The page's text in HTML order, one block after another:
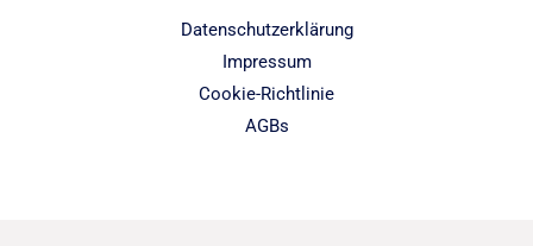
Datenschutzerklärung
Impressum
Cookie-Richtlinie
AGBs